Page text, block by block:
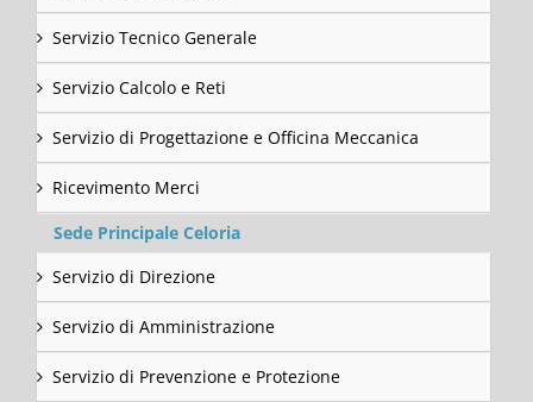
Servizio Tecnico Generale
Servizio Calcolo e Reti
Servizio di Progettazione e Officina Meccanica
Ricevimento Merci
Sede Principale Celoria
Servizio di Direzione
Servizio di Amministrazione
Servizio di Prevenzione e Protezione